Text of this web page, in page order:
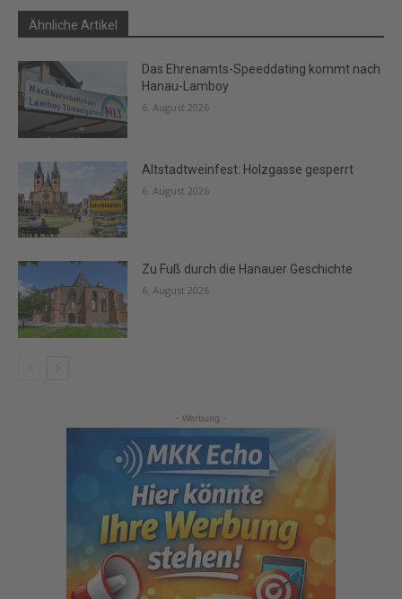
Ähnliche Artikel
Das Ehrenamts-Speeddating kommt nach
Hanau-Lamboy
6. August 2026
Altstadtweinfest: Holzgasse gesperrt
6. August 2026
Zu Fuß durch die Hanauer Geschichte
6. August 2026
- Werbung -